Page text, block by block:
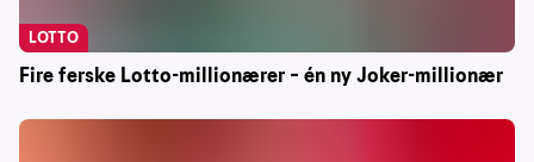
Fire ferske Lotto-millionærer – én ny Joker-millionær
LOTTO